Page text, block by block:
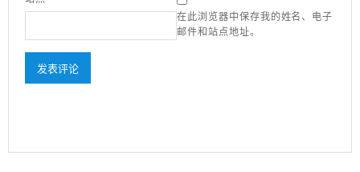
在此浏览器中保存我的姓名、电子
邮件和站点地址。